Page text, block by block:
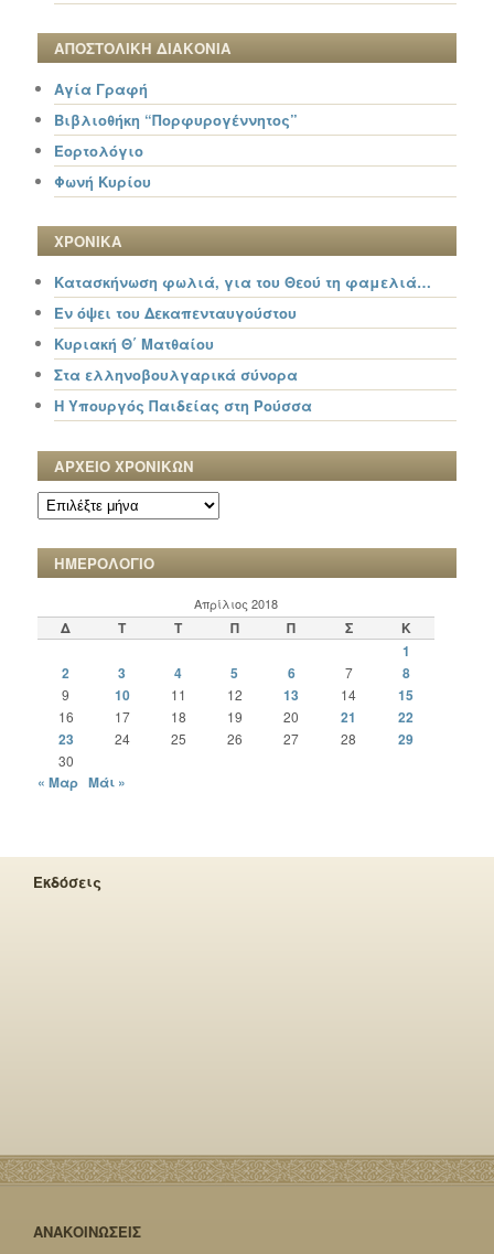
ΑΠΟΣΤΟΛΙΚΗ ΔΙΑΚΟΝΙΑ
Αγία Γραφή
Βιβλιοθήκη “Πορφυρογέννητος”
Εορτολόγιο
Φωνή Κυρίου
ΧΡΟΝΙΚΑ
Κατασκήνωση φωλιά, για του Θεού τη φαμελιά…
Εν όψει του Δεκαπενταυγούστου
Κυριακή Θ΄ Ματθαίου
Στα ελληνοβουλγαρικά σύνορα
Η Υπουργός Παιδείας στη Ρούσσα
ΑΡΧΕΙΟ ΧΡΟΝΙΚΩΝ
ΑΡΧΕΙΟ
ΧΡΟΝΙΚΩΝ
ΗΜΕΡΟΛΟΓΙΟ
Απρίλιος 2018
Δ Τ Τ Π Π Σ
Κ
1
2
3 4 5 6 7 8
9 10 11 12 13 14 15
16 17 18 19 20 21
22
23
24 25 26 27 28 29
30
« Μαρ Μάι »
Εκδόσεις
ΑΝΑΚΟΙΝΩΣΕΙΣ